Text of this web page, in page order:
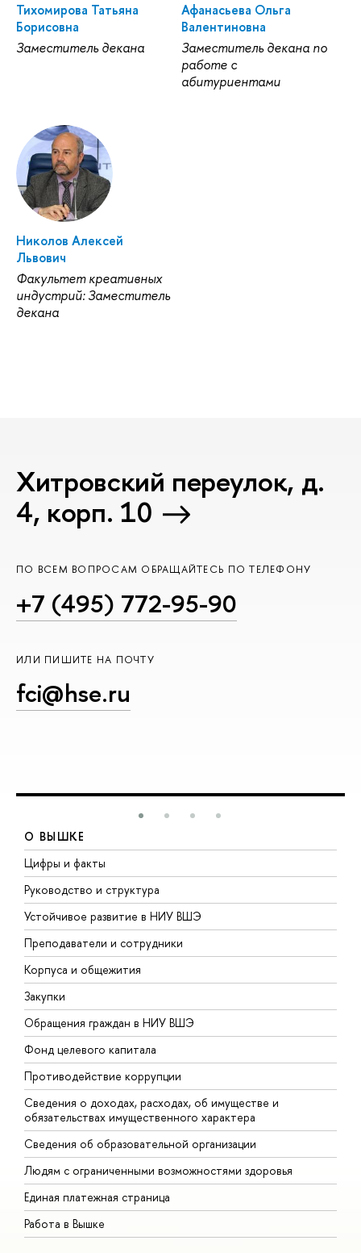
Тихомирова Татьяна
Борисовна
Заместитель декана
Афанасьева Ольга
Валентиновна
Заместитель декана по
работе с
абитуриентами
Николов Алексей
Львович
Факультет креативных
индустрий: Заместитель
декана
Хитровский переулок, д.
4, корп. 10
ПО ВСЕМ ВОПРОСАМ ОБРАЩАЙТЕСЬ ПО ТЕЛЕФОНУ
+7 (495) 772-95-90
ИЛИ ПИШИТЕ НА ПОЧТУ
fci@hse.ru
О ВЫШКЕ
Цифры и факты
Руководство и структура
Устойчивое развитие в НИУ ВШЭ
Преподаватели и сотрудники
Корпуса и общежития
Закупки
Обращения граждан в НИУ ВШЭ
Фонд целевого капитала
Противодействие коррупции
Сведения о доходах, расходах, об имуществе и
обязательствах имущественного характера
Сведения об образовательной организации
Людям с ограниченными возможностями здоровья
Единая платежная страница
Работа в Вышке